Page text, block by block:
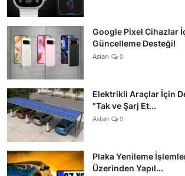
Google Pixel Cihazlar
Güncelleme Desteği!
Aslan 0
Elektrikli Araçlar İçin
"Tak ve Şarj Et...
Aslan 0
Plaka Yenileme
Üzerinden Yapıl...